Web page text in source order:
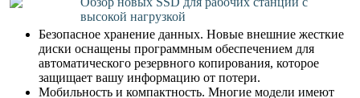
высокой нагрузкой
Безопасное хранение данных. Новые внешние жесткие
диски оснащены программным обеспечением для
автоматического резервного копирования, которое
защищает вашу информацию от потери.
Мобильность и компактность. Многие модели имеют